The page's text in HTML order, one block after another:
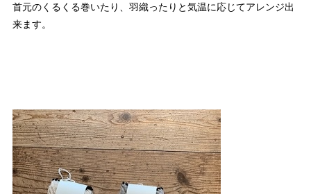
首元のくるくる巻いたり、羽織ったりと気温に応じてアレンジ出
来ます。